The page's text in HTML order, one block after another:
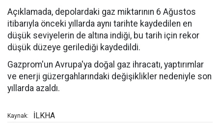
Açıklamada, depolardaki gaz miktarının 6 Ağustos
itibarıyla önceki yıllarda aynı tarihte kaydedilen en
düşük seviyelerin de altına indiği, bu tarih için rekor
düşük düzeye gerilediği kaydedildi.
Gazprom'un Avrupa'ya doğal gaz ihracatı, yaptırımlar
ve enerji güzergahlarındaki değişiklikler nedeniyle son
yıllarda azaldı.
Kaynak: İLKHA